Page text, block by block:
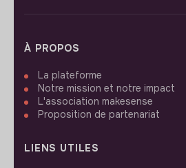
À PROPOS
La plateforme
Notre mission et notre impact
L'association makesense
Proposition de partenariat
LIENS UTILES